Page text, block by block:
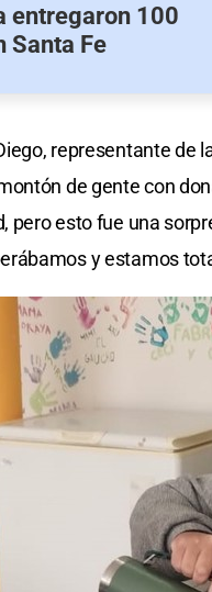
entregaron 100
Santa Fe
representante de
de gente con
pero esto fue una
y estamos